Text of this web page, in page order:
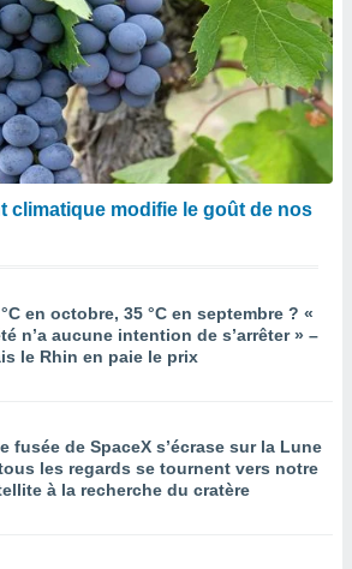
climatique modifie le goût de nos
en octobre, 35 °C en septembre ? «
n’a aucune intention de s’arrêter » –
le Rhin en paie le prix
fusée de SpaceX s’écrase sur la Lune
les regards se tournent vers notre
à la recherche du cratère